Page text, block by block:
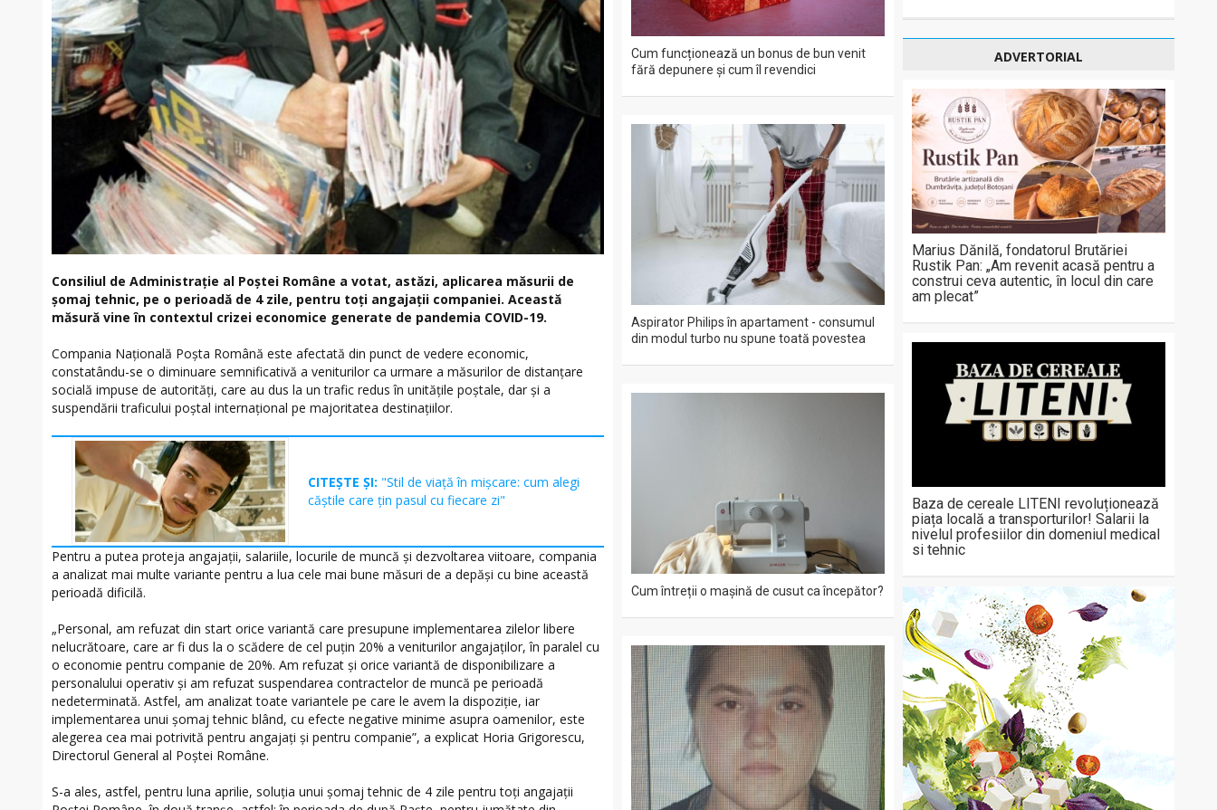
Consiliul de Administrație al Poștei Române a votat, astăzi, aplicarea măsurii de
șomaj tehnic, pe o perioadă de 4 zile, pentru toți angajații companiei. Această
măsură vine în contextul crizei economice generate de pandemia COVID-19.
Compania Națională Poșta Română este afectată din punct de vedere economic,
constatându-se o diminuare semnificativă a veniturilor ca urmare a măsurilor de distanțare
socială impuse de autorități, care au dus la un trafic redus în unitățile poștale, dar și a
suspendării traficului poștal internațional pe majoritatea destinațiilor.
CITEȘTE ȘI: "Stil de viață în mișcare: cum alegi
căștile care țin pasul cu fiecare zi"
Pentru a putea proteja angajații, salariile, locurile de muncă și dezvoltarea viitoare, compania
a analizat mai multe variante pentru a lua cele mai bune măsuri de a depăși cu bine această
perioadă dificilă.
„Personal, am refuzat din start orice variantă care presupune implementarea zilelor libere
nelucrătoare, care ar fi dus la o scădere de cel puţin 20% a veniturilor angajaţilor, în paralel cu
o economie pentru companie de 20%. Am refuzat şi orice variantă de disponibilizare a
personalului operativ şi am refuzat suspendarea contractelor de muncă pe perioadă
nedeterminată. Astfel, am analizat toate variantele pe care le avem la dispoziţie, iar
implementarea unui şomaj tehnic blând, cu efecte negative minime asupra oamenilor, este
alegerea cea mai potrivită pentru angajaţi şi pentru companie”, a explicat Horia Grigorescu,
Directorul General al Poştei Române.
S-a ales, astfel, pentru luna aprilie, soluția unui șomaj tehnic de 4 zile pentru toți angajații
Cum funcționează un bonus de bun venit
fără depunere și cum îl revendici
Aspirator Philips în apartament - consumul
din modul turbo nu spune toată povestea
Cum întreții o mașină de cusut ca începător?
ADVERTORIAL
Marius Dănilă, fondatorul Brutăriei
Rustik Pan: „Am revenit acasă pentru a
construi ceva autentic, în locul din care
am plecat”
Baza de cereale LITENI revoluționează
piața locală a transporturilor! Salarii la
nivelul profesiilor din domeniul medical
si tehnic